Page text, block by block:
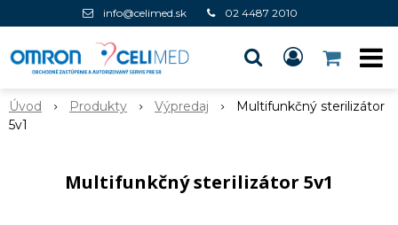
info@celimed.sk 02 4487 2010
Úvod Produkty Výpredaj
Multifunkčný sterilizátor
5v1
Multifunkčný sterilizátor 5v1